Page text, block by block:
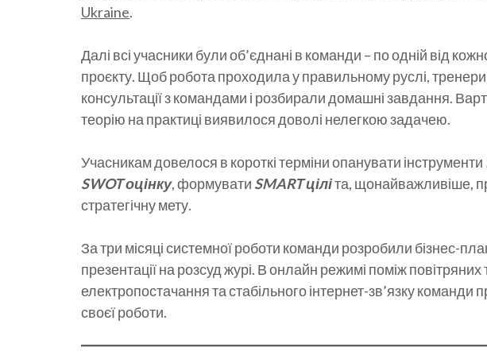
Ukraine.
Далі всі учасники були об’єднані в команди – по одній від
проєкту. Щоб робота проходила у правильному руслі,
консультації з командами і розбирали домашні завдання.
теорію на практиці виявилося доволі нелегкою задачею.
Учасникам довелося в короткі терміни опанувати інструменти
SWOT оцінку, формувати SMART ціліта, щонайважливіше,
стратегічну мету.
За три місяці системної роботи команди розробили бізнес-
презентації на розсуд журі. В онлайн режимі поміж повітряних
електропостачання та стабільного інтернет-зв’язку команди
своєї роботи.